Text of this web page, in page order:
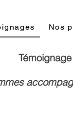
Nos